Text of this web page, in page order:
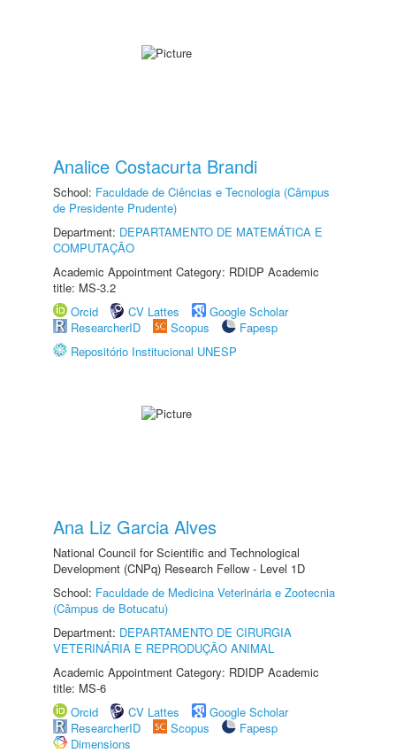
Analice Costacurta Brandi
School: Faculdade de Ciências e Tecnologia (Câmpus
de Presidente Prudente)
Department: DEPARTAMENTO DE MATEMÁTICA E
COMPUTAÇÃO
Academic Appointment Category: RDIDP Academic
title: MS-3.2
Orcid
CV Lattes
Google Scholar
ResearcherID
Scopus
Fapesp
Repositório Institucional UNESP
Ana Liz Garcia Alves
National Council for Scientific and Technological
Development (CNPq) Research Fellow - Level 1D
School: Faculdade de Medicina Veterinária e Zootecnia
(Câmpus de Botucatu)
Department: DEPARTAMENTO DE CIRURGIA
VETERINÁRIA E REPRODUÇÃO ANIMAL
Academic Appointment Category: RDIDP Academic
title: MS-6
Orcid
CV Lattes
Google Scholar
ResearcherID
Scopus
Fapesp
Dimensions